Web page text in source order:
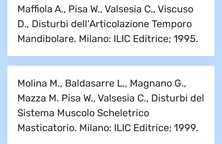
Maffiola A., Pisa W., Valsesia C., Viscuso
D., Disturbi dell’Articolazione Temporo
Mandibolare. Milano: ILIC Editrice; 1995.
Molina M., Baldasarre L., Magnano G.,
Mazza M. Pisa W., Valsesia C., Disturbi del
Sistema Muscolo Scheletrico
Masticatorio. Milano: ILIC Editrice; 1999.